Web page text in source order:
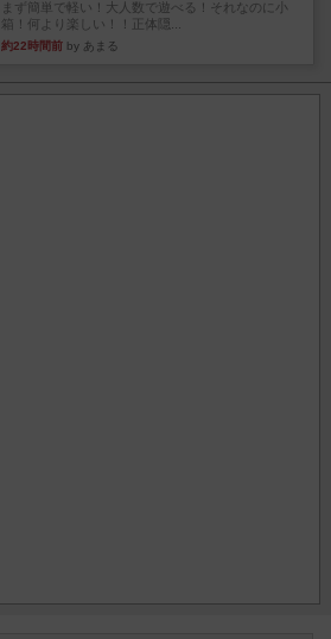
まず簡単で軽い！大人数で遊べる！それなのに小
箱！何より楽しい！！正体隠...
約22時間前 by あまる